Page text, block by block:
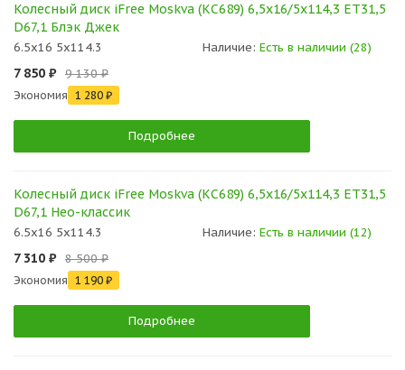
Колесный диск iFree Moskva (КС689) 6,5x16/5x114,3 ET31,5
D67,1 Блэк Джек
6.5x16 5x114.3 Наличие: Есть в наличии (28)
7 850 ₽ 9 130 ₽
Экономия 1 280 ₽
Подробнее
Колесный диск iFree Moskva (КС689) 6,5x16/5x114,3 ET31,5
D67,1 Нео-классик
6.5x16 5x114.3 Наличие: Есть в наличии (12)
7 310 ₽ 8 500 ₽
Экономия 1 190 ₽
Подробнее